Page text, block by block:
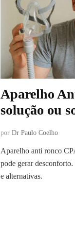
Aparelho
solução ou
por Dr Paulo Coelho
Aparelho anti ronco
pode gerar
e alternativas.